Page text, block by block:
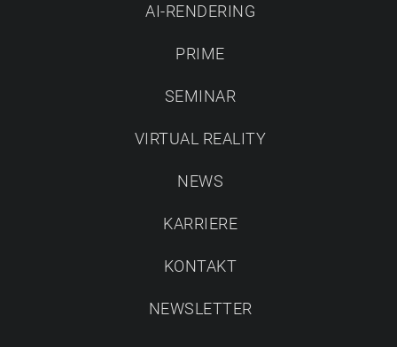
AI-RENDERING
PRIME
SEMINAR
VIRTUAL REALITY
NEWS
KARRIERE
KONTAKT
NEWSLETTER
DIGITAL - BIS INS
KLEINSTE DETAIL
eOPUS setzt völlig neue Maßstäbe beim Planen,
Einrichten & Kalkulieren in Echtzeit 3D, ohne aufwendiges
pure Kundenbegeisterung.